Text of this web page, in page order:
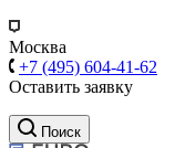
Москва
+7 (495) 604-41-62
Оставить заявку
Поиск